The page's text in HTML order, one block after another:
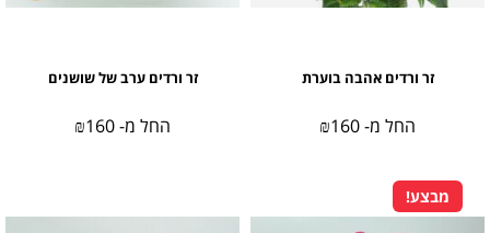
זר ורדים אהבה בוערת
החל מ- ₪160
זר ורדים ערב של שושנים
החל מ- ₪160
מבצע!